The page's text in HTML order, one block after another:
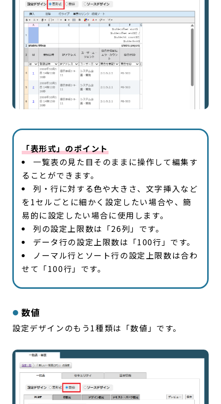
「表形式」のポイント
一覧表の見た目そのままに操作して編集す
ることができます。
列・行に対する色や大きさ、文字挿入など
を1セルごとに細かく設定したい場合や、簡
易的に設定したい場合に使用します。
列の設定上限数は「26列」です。
データ行の設定上限数は「100行」です。
ノーマル行とソート行の設定上限数は合わ
せて「100行」です。
数値
設定デザインのもう1種類は「数値」です。